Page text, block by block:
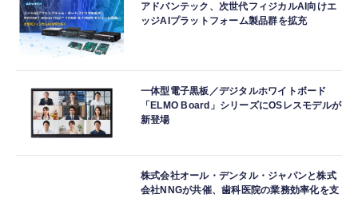
アドバンテック、次世代フィジカルAI向けエ
ッジAIプラットフォーム製品群を拡充
一体型電子黒板／デジタルホワイトボード
「ELMO Board」シリーズにOSレスモデルが
新登場
株式会社オール・デンタル・ジャパンと株式
会社NNGが共催、歯科医院の業務効率化を支